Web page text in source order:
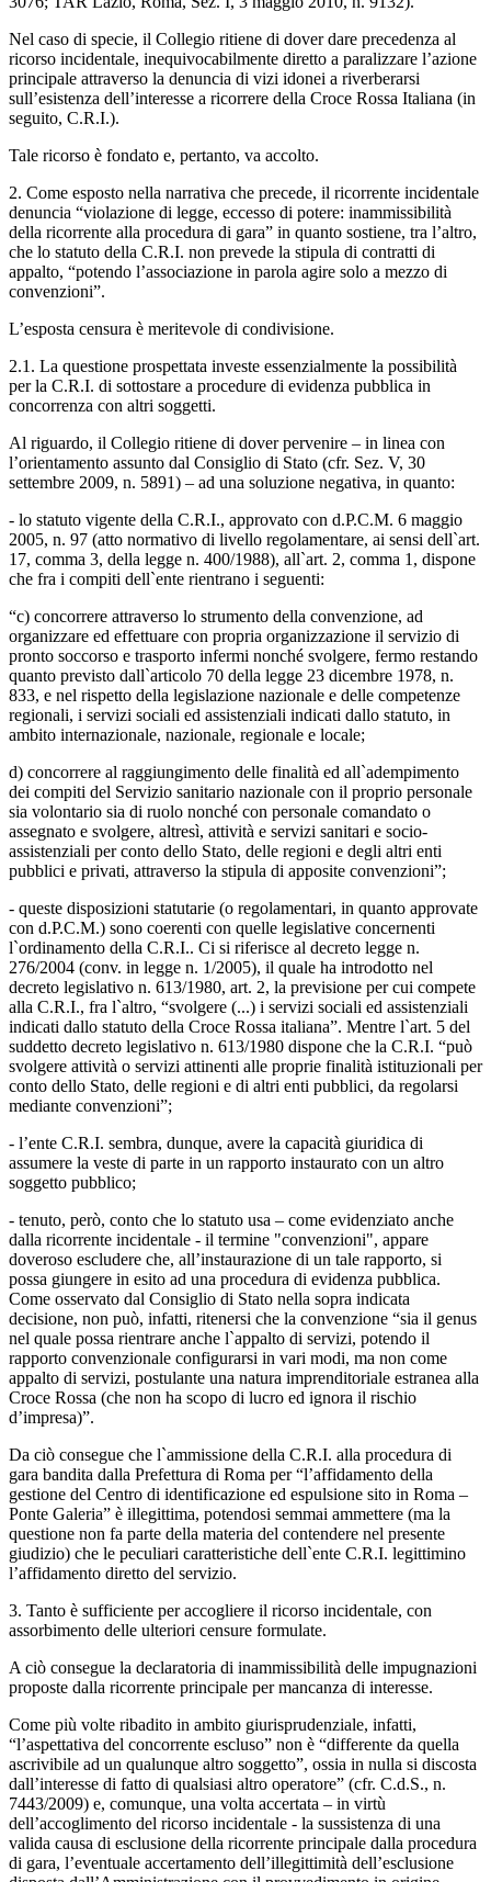
Nel caso di specie, il Collegio ritiene di dover dare precedenza al
ricorso incidentale, inequivocabilmente diretto a paralizzare l’azione
principale attraverso la denuncia di vizi idonei a riverberarsi
sull’esistenza dell’interesse a ricorrere della Croce Rossa Italiana (in
seguito, C.R.I.).
Tale ricorso è fondato e, pertanto, va accolto.
2. Come esposto nella narrativa che precede, il ricorrente incidentale
denuncia “violazione di legge, eccesso di potere: inammissibilità
della ricorrente alla procedura di gara” in quanto sostiene, tra l’altro,
che lo statuto della C.R.I. non prevede la stipula di contratti di
appalto, “potendo l’associazione in parola agire solo a mezzo di
convenzioni”.
L’esposta censura è meritevole di condivisione.
2.1. La questione prospettata investe essenzialmente la possibilità
per la C.R.I. di sottostare a procedure di evidenza pubblica in
concorrenza con altri soggetti.
Al riguardo, il Collegio ritiene di dover pervenire – in linea con
l’orientamento assunto dal Consiglio di Stato (cfr. Sez. V, 30
settembre 2009, n. 5891) – ad una soluzione negativa, in quanto:
- lo statuto vigente della C.R.I., approvato con d.P.C.M. 6 maggio
2005, n. 97 (atto normativo di livello regolamentare, ai sensi dell`art.
17, comma 3, della legge n. 400/1988), all`art. 2, comma 1, dispone
che fra i compiti dell`ente rientrano i seguenti:
“c) concorrere attraverso lo strumento della convenzione, ad
organizzare ed effettuare con propria organizzazione il servizio di
pronto soccorso e trasporto infermi nonché svolgere, fermo restando
quanto previsto dall`articolo 70 della legge 23 dicembre 1978, n.
833, e nel rispetto della legislazione nazionale e delle competenze
regionali, i servizi sociali ed assistenziali indicati dallo statuto, in
ambito internazionale, nazionale, regionale e locale;
d) concorrere al raggiungimento delle finalità ed all`adempimento
dei compiti del Servizio sanitario nazionale con il proprio personale
sia volontario sia di ruolo nonché con personale comandato o
assegnato e svolgere, altresì, attività e servizi sanitari e socio-
assistenziali per conto dello Stato, delle regioni e degli altri enti
pubblici e privati, attraverso la stipula di apposite convenzioni”;
- queste disposizioni statutarie (o regolamentari, in quanto approvate
con d.P.C.M.) sono coerenti con quelle legislative concernenti
l`ordinamento della C.R.I.. Ci si riferisce al decreto legge n.
276/2004 (conv. in legge n. 1/2005), il quale ha introdotto nel
decreto legislativo n. 613/1980, art. 2, la previsione per cui compete
alla C.R.I., fra l`altro, “svolgere (...) i servizi sociali ed assistenziali
indicati dallo statuto della Croce Rossa italiana”. Mentre l`art. 5 del
suddetto decreto legislativo n. 613/1980 dispone che la C.R.I. “può
svolgere attività o servizi attinenti alle proprie finalità istituzionali per
conto dello Stato, delle regioni e di altri enti pubblici, da regolarsi
mediante convenzioni”;
- l’ente C.R.I. sembra, dunque, avere la capacità giuridica di
assumere la veste di parte in un rapporto instaurato con un altro
soggetto pubblico;
- tenuto, però, conto che lo statuto usa – come evidenziato anche
dalla ricorrente incidentale - il termine "convenzioni", appare
doveroso escludere che, all’instaurazione di un tale rapporto, si
possa giungere in esito ad una procedura di evidenza pubblica.
Come osservato dal Consiglio di Stato nella sopra indicata
decisione, non può, infatti, ritenersi che la convenzione “sia il genus
nel quale possa rientrare anche l`appalto di servizi, potendo il
rapporto convenzionale configurarsi in vari modi, ma non come
appalto di servizi, postulante una natura imprenditoriale estranea alla
Croce Rossa (che non ha scopo di lucro ed ignora il rischio
d’impresa)”.
Da ciò consegue che l`ammissione della C.R.I. alla procedura di
gara bandita dalla Prefettura di Roma per “l’affidamento della
gestione del Centro di identificazione ed espulsione sito in Roma –
Ponte Galeria” è illegittima, potendosi semmai ammettere (ma la
questione non fa parte della materia del contendere nel presente
giudizio) che le peculiari caratteristiche dell`ente C.R.I. legittimino
l’affidamento diretto del servizio.
3. Tanto è sufficiente per accogliere il ricorso incidentale, con
assorbimento delle ulteriori censure formulate.
A ciò consegue la declaratoria di inammissibilità delle impugnazioni
proposte dalla ricorrente principale per mancanza di interesse.
Come più volte ribadito in ambito giurisprudenziale, infatti,
“l’aspettativa del concorrente escluso” non è “differente da quella
ascrivibile ad un qualunque altro soggetto”, ossia in nulla si discosta
dall’interesse di fatto di qualsiasi altro operatore” (cfr. C.d.S., n.
7443/2009) e, comunque, una volta accertata – in virtù
dell’accoglimento del ricorso incidentale - la sussistenza di una
valida causa di esclusione della ricorrente principale dalla procedura
di gara, l’eventuale accertamento dell’illegittimità dell’esclusione